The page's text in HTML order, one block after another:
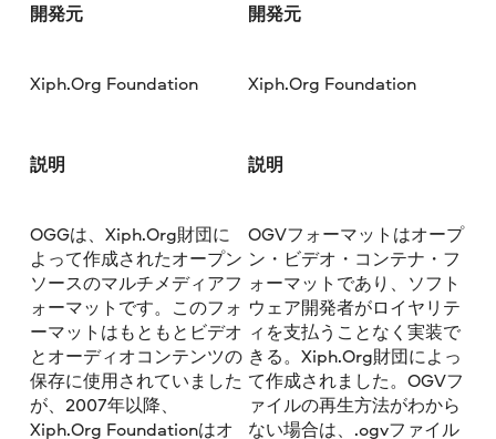
開発元
Xiph.Org Foundation
説明
OGGは、Xiph.Org財団に
よって作成されたオープン
ソースのマルチメディアフ
ォーマットです。このフォ
ーマットはもともとビデオ
とオーディオコンテンツの
保存に使用されていました
が、2007年以降、
Xiph.Org Foundationはオ
開発元
Xiph.Org Foundation
説明
OGVフォーマットはオープ
ン・ビデオ・コンテナ・フ
ォーマットであり、ソフト
ウェア開発者がロイヤリテ
ィを支払うことなく実装で
きる。Xiph.Org財団によっ
て作成されました。OGVフ
ァイルの再生方法がわから
ない場合は、.ogvファイル